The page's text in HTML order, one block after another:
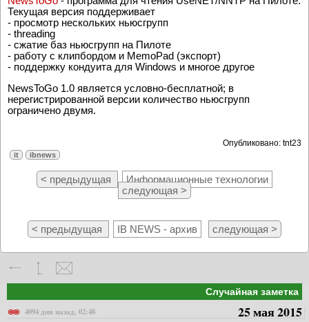
Текущая версия поддерживает
- просмотр нескольких ньюсгрупп
- threading
- сжатие баз ньюсгрупп на Пилоте
- работу с клипбордом и MemoPad (экспорт)
- поддержку кондуита для Windows и многое другое
NewsToGo 1.0 является условно-бесплатной; в
нерегистрированной версии количество ньюсгрупп
ограничено двумя.
Опубликовано: tnt23
it ibnews
< предыдущая
Информационные технологии
следующая >
< предыдущая IB NEWS - архив следующая >
Случайная заметка
4094 дня назад, 02:48
25 мая 2015